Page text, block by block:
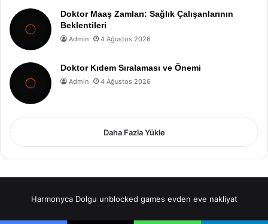
Doktor Maaş Zamları: Sağlık Çalışanlarının
Beklentileri
Admin 4 Ağustos 2026
Doktor Kıdem Sıralaması ve Önemi
Admin 4 Ağustos 2026
Daha Fazla Yükle
Harmonyca Dolgu unblocked games evden eve nakliyat